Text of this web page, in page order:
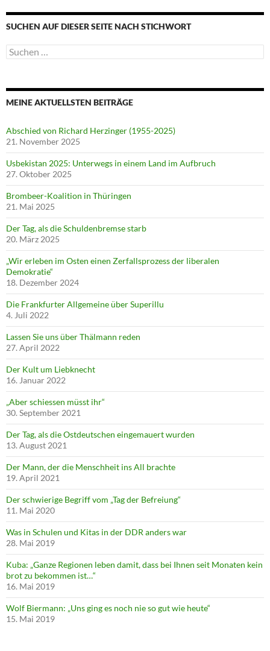
SUCHEN AUF DIESER SEITE NACH STICHWORT
Suche
nach:
MEINE AKTUELLSTEN BEITRÄGE
Abschied von Richard Herzinger (1955-2025)
21. November 2025
Usbekistan 2025: Unterwegs in einem Land im Aufbruch
27. Oktober 2025
Brombeer-Koalition in Thüringen
21. Mai 2025
Der Tag, als die Schuldenbremse starb
20. März 2025
„Wir erleben im Osten einen Zerfallsprozess der liberalen
Demokratie“
18. Dezember 2024
Die Frankfurter Allgemeine über Superillu
4. Juli 2022
Lassen Sie uns über Thälmann reden
27. April 2022
Der Kult um Liebknecht
16. Januar 2022
„Aber schiessen müsst ihr“
30. September 2021
Der Tag, als die Ostdeutschen eingemauert wurden
13. August 2021
Der Mann, der die Menschheit ins All brachte
19. April 2021
Der schwierige Begriff vom „Tag der Befreiung“
11. Mai 2020
Was in Schulen und Kitas in der DDR anders war
28. Mai 2019
Kuba: „Ganze Regionen leben damit, dass bei Ihnen seit Monaten kein
brot zu bekommen ist…“
16. Mai 2019
Wolf Biermann: „Uns ging es noch nie so gut wie heute“
15. Mai 2019